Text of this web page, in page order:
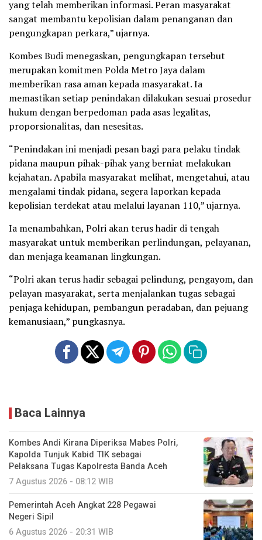
yang telah memberikan informasi. Peran masyarakat
sangat membantu kepolisian dalam penanganan dan
pengungkapan perkara,” ujarnya.
Kombes Budi menegaskan, pengungkapan tersebut
merupakan komitmen Polda Metro Jaya dalam
memberikan rasa aman kepada masyarakat. Ia
memastikan setiap penindakan dilakukan sesuai prosedur
hukum dengan berpedoman pada asas legalitas,
proporsionalitas, dan nesesitas.
“Penindakan ini menjadi pesan bagi para pelaku tindak
pidana maupun pihak-pihak yang berniat melakukan
kejahatan. Apabila masyarakat melihat, mengetahui, atau
mengalami tindak pidana, segera laporkan kepada
kepolisian terdekat atau melalui layanan 110,” ujarnya.
Ia menambahkan, Polri akan terus hadir di tengah
masyarakat untuk memberikan perlindungan, pelayanan,
dan menjaga keamanan lingkungan.
“Polri akan terus hadir sebagai pelindung, pengayom, dan
pelayan masyarakat, serta menjalankan tugas sebagai
penjaga kehidupan, pembangun peradaban, dan pejuang
kemanusiaan,” pungkasnya.
Baca Lainnya
Kombes Andi Kirana Diperiksa Mabes Polri,
Kapolda Tunjuk Kabid TIK sebagai
Pelaksana Tugas Kapolresta Banda Aceh
7 Agustus 2026 - 08:12 WIB
Pemerintah Aceh Angkat 228 Pegawai
Negeri Sipil
6 Agustus 2026 - 20:31 WIB